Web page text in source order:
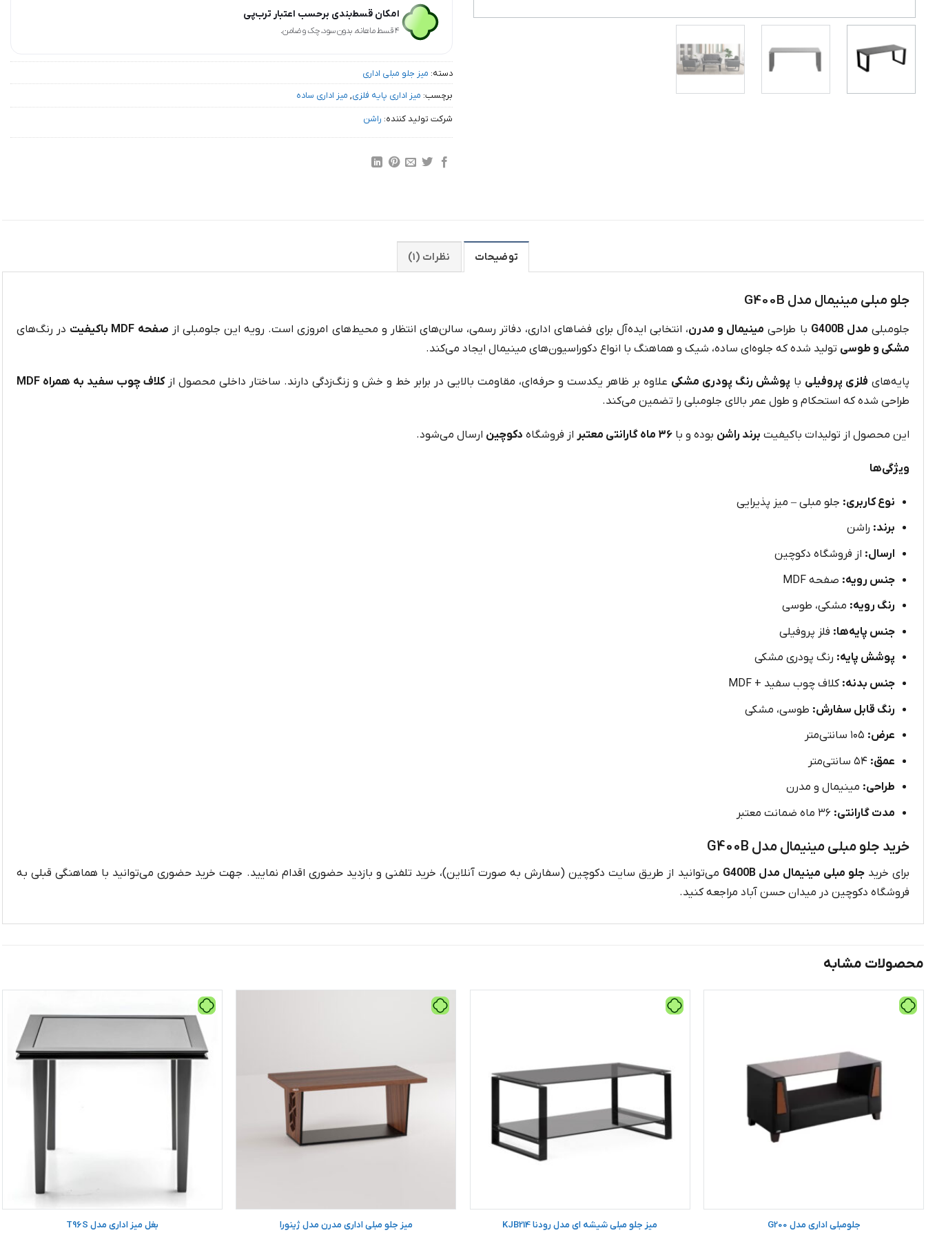
امکان قسط‌بندی برحسب اعتبار ترب‌پی
۴ قسط ماهانه. بدون سود، چک و ضامن.
دسته: میز جلو مبلی اداری
برچسب: میز اداری پایه فلزی, میز اداری ساده
شرکت تولید کننده: راشن
توضیحات نظرات (۱)
جلو مبلی مینیمال مدل G400B
جلومبلی مدل G400B با طراحی مینیمال و مدرن، انتخابی ایده‌آل برای فضاهای اداری، دفاتر رسمی، سالن‌های انتظار و محیط‌های امروزی است. رویه این جلومبلی از صفحه MDF باکیفیت
در رنگ‌های
مشکی و طوسی تولید شده که جلوه‌ای ساده، شیک و هماهنگ با انواع دکوراسیون‌های مینیمال ایجاد می‌کند.
پایه‌های فلزی پروفیلی با پوشش رنگ پودری مشکی علاوه بر ظاهر یکدست و حرفه‌ای، مقاومت بالایی در برابر خط و خش و زنگ‌زدگی دارند. ساختار داخلی محصول ازکلاف چوب سفید به همراه MDF
طراحی شده که استحکام و طول عمر بالای جلومبلی را تضمین می‌کند.
این محصول از تولیدات باکیفیت برند راشن بوده و با ۳۶ ماه گارانتی معتبر از فروشگاه دکوچین ارسال می‌شود.
ویژگی‌ها
نوع کاربری: جلو مبلی – میز پذیرایی
برند: راشن
ارسال: از فروشگاه دکوچین
جنس رویه: صفحه MDF
رنگ رویه: مشکی، طوسی
جنس پایه‌ها: فلز پروفیلی
پوشش پایه: رنگ پودری مشکی
جنس بدنه: کلاف چوب سفید + MDF
رنگ قابل سفارش: طوسی، مشکی
عرض:
عمق:
طراحی: مینیمال و مدرن
مدت گارانتی:
خرید جلو مبلی مینیمال مدل G400B
برای خریدجلو مبلی مینیمال مدل G400B
می‌توانید از طریق سایت دکوچین (سفارش به صورت آنلاین)، خرید تلفنی و بازدید حضوری اقدام نمایید. جهت خرید حضوری می‌توانید با هماهنگی قبلی به
فروشگاه دکوچین در میدان حسن آباد مراجعه کنید.
محصولات مشابه
جلومبلی اداری مدل G200 میز جلو مبلی شیشه ای مدل رودنا KJB214 میز جلو مبلی اداری مدرن مدل ژینورا بغل میز اداری مدل T96S